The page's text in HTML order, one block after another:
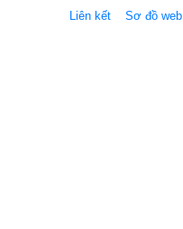
Liên kết Sơ đồ web